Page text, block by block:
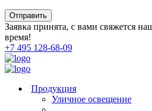
Заявка принята, с вами свяжется
время!
+7 495 128-68-09
Продукция
Уличное освещение